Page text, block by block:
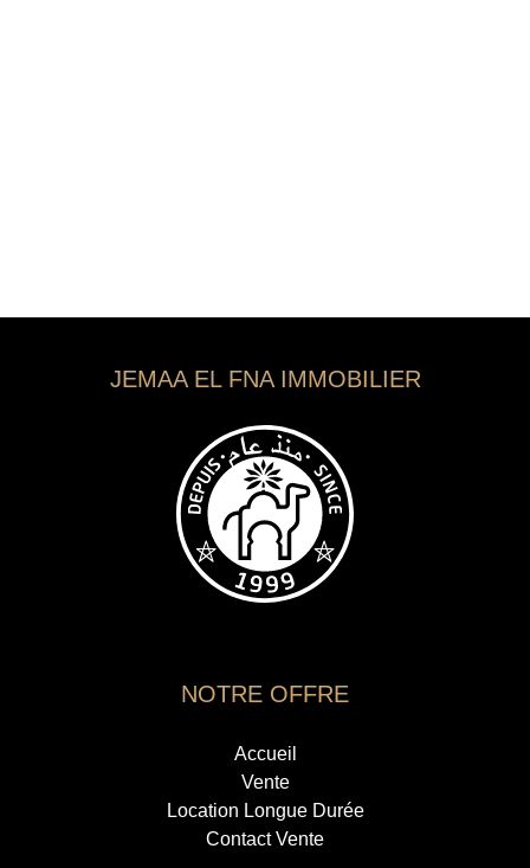
JEMAA EL FNA IMMOBILIER
NOTRE OFFRE
Accueil
Vente
Location Longue Durée
Contact Vente